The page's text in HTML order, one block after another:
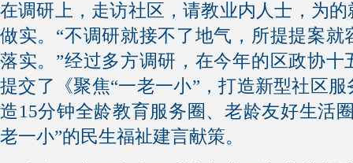
在调研上，走访社区，请教业内人士，为
做实。“不调研就接不了地气，所提提案就
落实。”经过多方调研，在今年的区政协十
提交了《聚焦“一老一小”，打造新型社区
造15分钟全龄教育服务圈、老龄友好生活
老一小”的民生福祉建言献策。